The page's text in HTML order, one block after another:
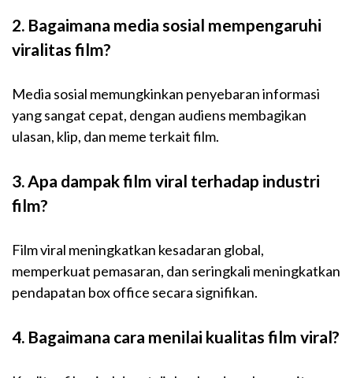
2. Bagaimana media sosial mempengaruhi
viralitas film?
Media sosial memungkinkan penyebaran informasi
yang sangat cepat, dengan audiens membagikan
ulasan, klip, dan meme terkait film.
3. Apa dampak film viral terhadap industri
film?
Film viral meningkatkan kesadaran global,
memperkuat pemasaran, dan seringkali meningkatkan
pendapatan box office secara signifikan.
4. Bagaimana cara menilai kualitas film viral?